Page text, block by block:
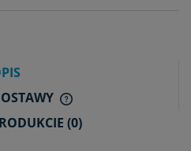
KOSZTÓW PŁATNOŚCI
(0)